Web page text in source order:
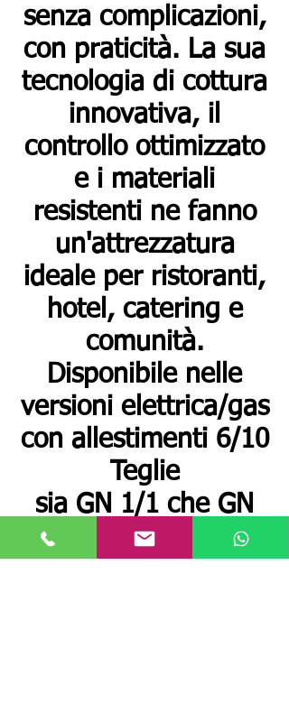
senza complicazioni,
con praticità. La sua
tecnologia di cottura
innovativa, il
controllo ottimizzato
e i materiali
resistenti ne fanno
un'attrezzatura
ideale per ristoranti,
hotel, catering e
comunità.
Disponibile nelle
versioni elettrica/gas
con allestimenti 6/10
Teglie
sia GN 1/1 che GN
2/1